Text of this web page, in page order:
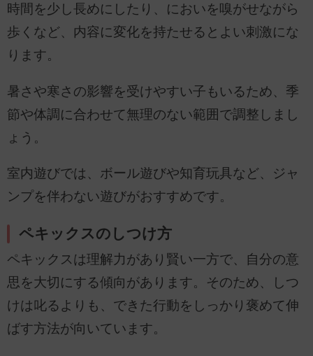
時間を少し長めにしたり、においを嗅がせながら
歩くなど、内容に変化を持たせるとよい刺激にな
ります。
暑さや寒さの影響を受けやすい子もいるため、季
節や体調に合わせて無理のない範囲で調整しまし
ょう。
室内遊びでは、ボール遊びや知育玩具など、ジャ
ンプを伴わない遊びがおすすめです。
ペキックスのしつけ方
ペキックスは理解力があり賢い一方で、自分の意
思を大切にする傾向があります。そのため、しつ
けは叱るよりも、できた行動をしっかり褒めて伸
ばす方法が向いています。